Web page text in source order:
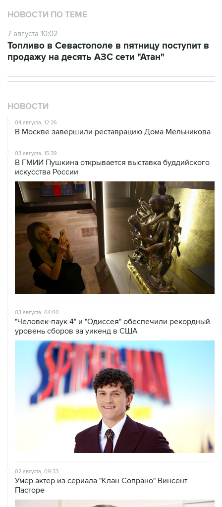
НОВОСТИ ПО ТЕМЕ
7 августа 10:02
Топливо в Севастополе в пятницу поступит в
продажу на десять АЗС сети "Атан"
НОВОСТИ
04 августа, 12:26
В Москве завершили реставрацию Дома Мельникова
03 августа, 15:39
В ГМИИ Пушкина открывается выставка буддийского
искусства России
03 августа, 04:00
"Человек-паук 4" и "Одиссея" обеспечили рекордный
уровень сборов за уикенд в США
02 августа, 09:33
Умер актер из сериала "Клан Сопрано" Винсент
Пасторе